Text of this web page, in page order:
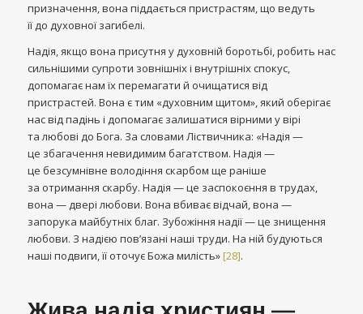
призначення, вона піддається пристрастям, що ведуть
її до духовної загибелі.
Надія, якщо вона присутня у духовній боротьбі, робить нас
сильнішими супроти зовнішніх і внутрішніх спокус,
допомагає нам їх перемагати й очищатися від
пристрастей. Вона є тим «духовним щитом», який оберігає
нас від падінь і допомагає залишатися вірними у вірі
та любові до Бога. За словами Ліствичника: «Надія —
це збагачення невидимим багатством. Надія —
це безсумнівне володіння скарбом ще раніше
за отримання скарбу. Надія — це заспокоєння в трудах,
вона — двері любови. Вона вбиває відчай, вона —
запорука майбутніх благ. Зубожіння надії — це знищення
любови. З надією пов’язані наші труди. На ній будуються
наші подвиги, її оточує Божа милість»[28].